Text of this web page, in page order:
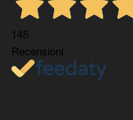
145
Recensioni